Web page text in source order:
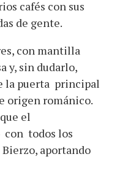
cafés con sus
de gente.
con mantilla
y, sin dudarlo,
la puerta principal
origen románico.
el
con todos los
aportando